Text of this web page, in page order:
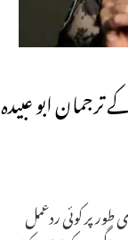
ابو عبیدہ
پر کوئی ردعمل